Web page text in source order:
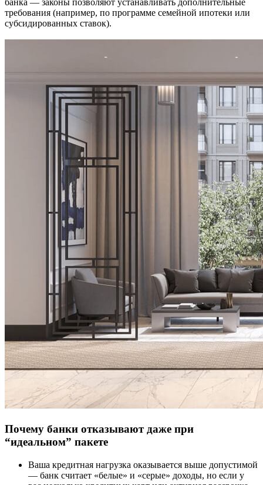
требования (например, по программе семейной ипотеки или
субсидированных ставок).
Почему банки отказывают даже при
“идеальном” пакете
Ваша кредитная нагрузка оказывается выше допустимой
— банк считает «белые» и «серые» доходы, но если у